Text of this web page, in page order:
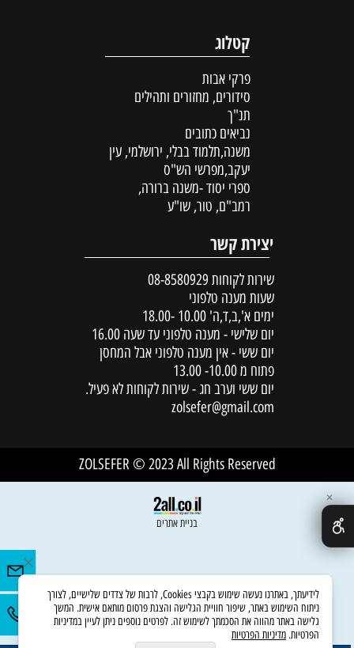
קטלוג
פרקי אבות
סידורים, מחזורים ותהילים
תנ"ך
נביאים כתובים
משנה,תלמוד בבלי, ירושלמי, עין
יעקב,מפרשי הש"ס
ספרי יסוד -משנה ברורה,
רמב"ם, טור, שו"ע
יצירת קשר
שירות לקוחות 08-8580929
שעות מענה טלפוני
ימים א',ב,ד,ה' 10.00 -18.00
יום שלישי - מענה טלפוני עד שעה 16.00
יום ששי - אין מענה טלפוני אבל המחסן
פתוח מ 10.00- 13.00
יום ששי וערב חג - שירות לקוחות לא פעיל.
zolsefer@gmail.com
ZOLSEFER © 2023 All Rights Reserved
בניית אתרים
✕
לידיעתך, באתרנו נעשה שימוש בקבצי Cookies, לרבות של צדדים שלישיים, לצורך
ניתוח השימוש באתר, שיפור חוויית הגלישה והצגת פרסום מותאם אישית. המשך
גלישה באתר מהווה את הסכמתך לשימוש זה. לפרטים נוספים ניתן לעיין במדיניות
הפרטיות. מדיניות הפרטיות